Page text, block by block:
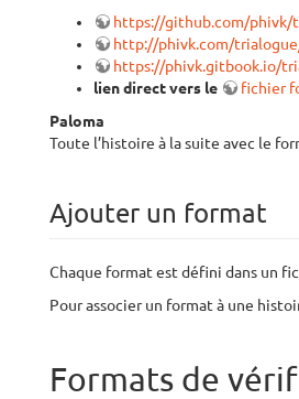
https://github.com/phivk/
http://phivk.com/
https://phivk.gitbook.io/
lien direct vers le
fichier
Paloma
Toute l’histoire à la suite avec le
Ajouter un format
Chaque format est défini dans un
Pour associer un format à une
Formats de